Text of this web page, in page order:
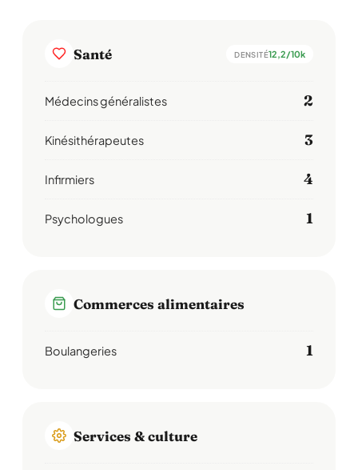
Santé DENSITÉ12,2/10k
Médecins généralistes 2
Kinésithérapeutes 3
Infirmiers 4
Psychologues 1
Commerces alimentaires
Boulangeries 1
Services & culture